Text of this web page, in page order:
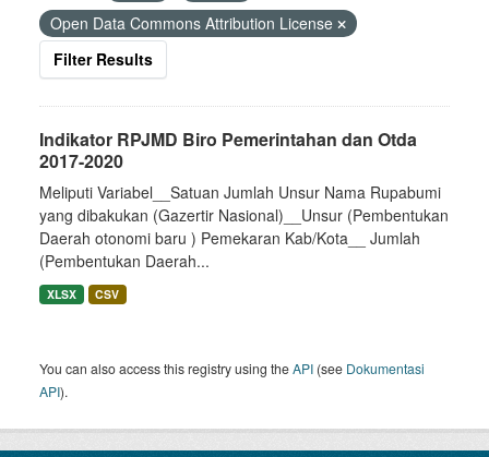
Open Data Commons Attribution License
Filter Results
Indikator RPJMD Biro Pemerintahan dan Otda
2017-2020
Meliputi Variabel__Satuan Jumlah Unsur Nama Rupabumi
yang dibakukan (Gazertir Nasional)__Unsur (Pembentukan
Daerah otonomi baru ) Pemekaran Kab/Kota__ Jumlah
(Pembentukan Daerah...
XLSX CSV
You can also access this registry using theAPI (see Dokumentasi
API).